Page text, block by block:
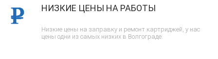
НИЗКИЕ ЦЕНЫ НА РАБОТЫ
Низкие цены на заправку и ремонт картриджей, у нас
цены одни из самых низких в Волгограде.